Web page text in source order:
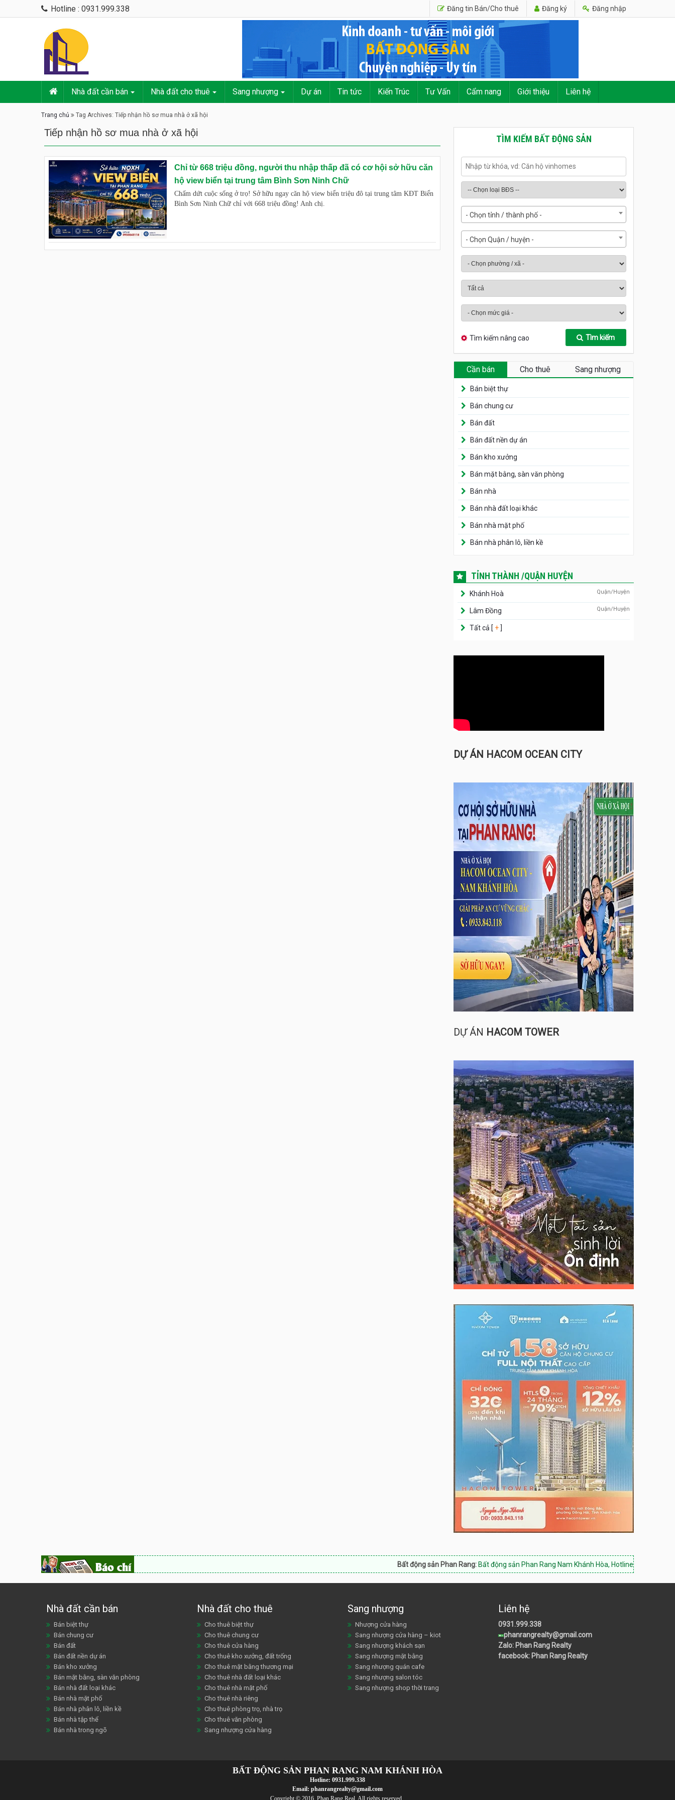
Hotline : 0931.999.338 Đăng tin Bán/Cho thuê Đăng ký Đăng nhập
Nhà đất cần bán Nhà đất cho thuê Sang nhượng Dự án Tin tức Kiến Trúc Tư Vấn Cẩm nang Giới thiệu Liên hệ
Trang chủ Tag Archives: Tiếp nhận hồ sơ mua nhà ở xã hội
Tiếp nhận hồ sơ mua nhà ở xã hội
Chỉ từ 668 triệu đồng, người thu nhập thấp đã có cơ hội sở hữu căn
hộ view biển tại trung tâm Bình Sơn Ninh Chữ
Chấm dứt cuộc sống ở trọ! Sở hữu ngay căn hộ view biển triệu đô tại trung tâm KĐT Biển
Bình Sơn Ninh Chữ chỉ với 668 triệu đồng! Anh chị.
TÌM KIẾM BẤT ĐỘNG SẢN
- Chọn tỉnh / thành phố -
- Chọn Quận / huyện -
Tìm kiếm nâng cao Tìm kiếm
Cần bán Cho thuê Sang nhượng
Bán biệt thự
Bán chung cư
Bán đất
Bán đất nền dự án
Bán kho xưởng
Bán mặt bằng, sàn văn phòng
Bán nhà
Bán nhà đất loại khác
Bán nhà mặt phố
Bán nhà phân lô, liền kề
TỈNH THÀNH /QUẬN HUYỆN
Khánh Hoà Quận/Huyện
Lâm Đồng Quận/Huyện
Tất cả [ + ]
DỰ ÁN HACOM OCEAN CITY
DỰ ÁN HACOM TOWER
Bất động sản Phan Rang: Bất động sản Phan Rang Nam Khánh Hòa, Hotline: 0933.843.118
Nhà đất cần bán
Bán biệt thự
Bán chung cư
Bán đất
Bán đất nền dự án
Bán kho xưởng
Bán mặt bằng, sàn văn phòng
Bán nhà đất loại khác
Bán nhà mặt phố
Bán nhà phân lô, liền kề
Bán nhà tập thể
Bán nhà trong ngõ
Nhà đất cho thuê
Cho thuê biệt thự
Cho thuê chung cư
Cho thuê cửa hàng
Cho thuê kho xưởng, đất trống
Cho thuê mặt bằng thương mại
Cho thuê nhà đất loại khác
Cho thuê nhà mặt phố
Cho thuê nhà riêng
Cho thuê phòng trọ, nhà trọ
Cho thuê văn phòng
Sang nhượng cửa hàng
Sang nhượng
Nhượng cửa hàng
Sang nhượng cửa hàng – kiot
Sang nhượng khách sạn
Sang nhượng mặt bằng
Sang nhượng quán cafe
Sang nhượng salon tóc
Sang nhượng shop thời trang
Liên hệ
0931.999.338
phanrangrealty@gmail.com
Zalo: Phan Rang Realty
facebook: Phan Rang Realty
BẤT ĐỘNG SẢN PHAN RANG NAM KHÁNH HÒA
Hotline: 0931.999.338
Email: phanrangrealty@gmail.com